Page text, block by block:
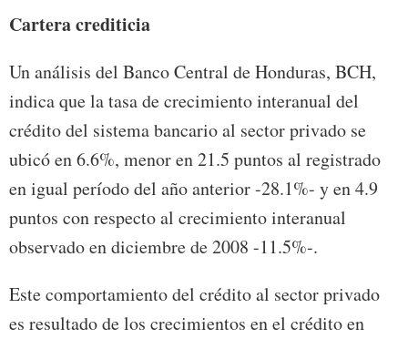
Cartera crediticia
Un análisis del Banco Central de Honduras, BCH,
indica que la tasa de crecimiento interanual del
crédito del sistema bancario al sector privado se
ubicó en 6.6%, menor en 21.5 puntos al registrado
en igual período del año anterior -28.1%- y en 4.9
puntos con respecto al crecimiento interanual
observado en diciembre de 2008 -11.5%-.
Este comportamiento del crédito al sector privado
es resultado de los crecimientos en el crédito en